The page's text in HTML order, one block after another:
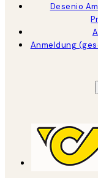
Desenio
Anmeldung